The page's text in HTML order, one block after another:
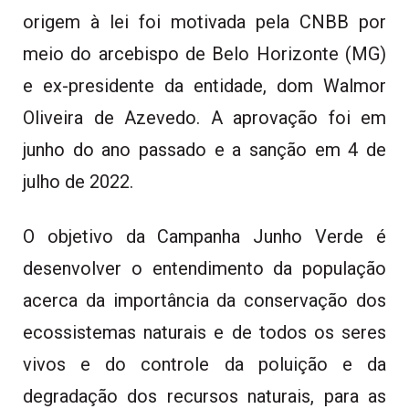
origem à lei foi motivada pela CNBB por
meio do arcebispo de Belo Horizonte (MG)
e ex-presidente da entidade, dom Walmor
Oliveira de Azevedo. A aprovação foi em
junho do ano passado e a sanção em 4 de
julho de 2022.
O objetivo da Campanha Junho Verde é
desenvolver o entendimento da população
acerca da importância da conservação dos
ecossistemas naturais e de todos os seres
vivos e do controle da poluição e da
degradação dos recursos naturais, para as